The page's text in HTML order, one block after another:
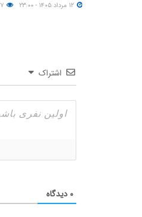
اشتراک
۰ دیدگاه